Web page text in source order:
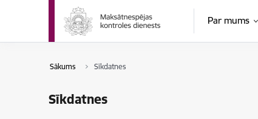
Pāriet uz lapas saturu
Par mums
Sākums Sīkdatnes
Sīkdatnes